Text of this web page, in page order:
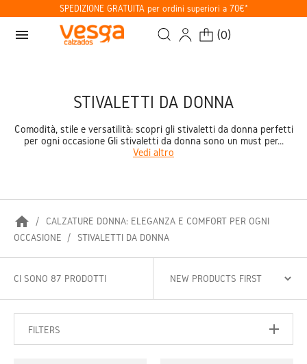
SPEDIZIONE GRATUITA per ordini superiori a 70€*
menu (0)
STIVALETTI DA DONNA
Comodità, stile e versatilità: scopri gli stivaletti da donna perfetti
per ogni occasione Gli stivaletti da donna sono un must per...
Vedi altro
home
CALZATURE DONNA: ELEGANZA E COMFORT PER OGNI
OCCASIONE
STIVALETTI DA DONNA
CI SONO 87 PRODOTTI
FILTERS